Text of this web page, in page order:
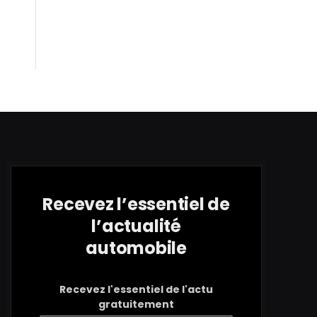
Recevez l’essentiel de
l’actualité
automobile
Recevez l'essentiel de l'actu
gratuitement